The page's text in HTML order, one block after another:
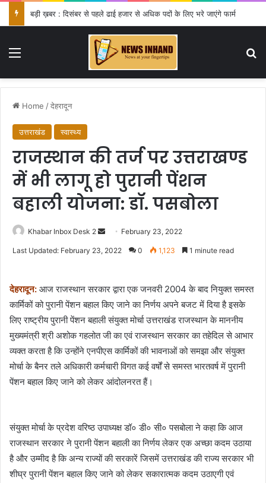
बड़ी ख़बर : दिसंबर से पहले ढाई हजार से अधिक पदों के लिए भरे जाएंगे फार्म
Menu
Home /देहरादून
उत्तराखंड स्वास्थ्य
राजस्थान की तर्ज पर उत्तराखण्ड
में भी लागू हो पुरानी पेंशन
बहाली योजना: डॉ. पसबोला
Khabar Inbox Desk 2
Send February 23, 2022
Last Updated: February 23, 2022 0 1,123 1 minute read
देहरादून: आज राजस्थान सरकार द्वारा एक जनवरी 2004 के बाद नियुक्त समस्त
कार्मिकों को पुरानी पेंशन बहाल किए जाने का निर्णय अपने बजट में दिया है इसके
लिए राष्ट्रीय पुरानी पेंशन बहाली संयुक्त मोर्चा उत्तराखंड राजस्थान के माननीय
मुख्यमंत्री श्री अशोक गहलोत जी का एवं राजस्थान सरकार का तहेदिल से आभार
व्यक्त करता है कि उन्होंने एनपीएस कार्मिकों की भावनाओं को समझा और संयुक्त
मोर्चा के बैनर तले अधिकारी कर्मचारी विगत कई वर्षों से समस्त भारतवर्ष में पुरानी
पेंशन बहाल किए जाने को लेकर आंदोलनरत हैं।
संयुक्त मोर्चा के प्रदेश वरिष्ठ उपाध्यक्ष डॉ० डी० सी० पसबोला ने कहा कि आज
राजस्थान सरकार ने पुरानी पेंशन बहाली का निर्णय लेकर एक अच्छा कदम उठाया
है और उम्मीद है कि अन्य राज्यों की सरकारें जिसमें उत्तराखंड की राज्य सरकार भी
शीघ्र पुरानी पेंशन बहाल किए जाने को लेकर सकारात्मक कदम उठाएगी एवं